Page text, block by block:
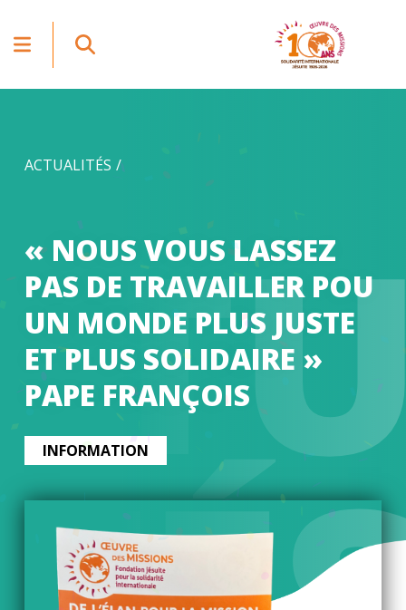
ACTUALITÉS
« NOUS VOUS LASSEZ
PAS DE TRAVAILLER POU
UN MONDE PLUS JUSTE
ET PLUS SOLIDAIRE »
PAPE FRANÇOIS
INFORMATION